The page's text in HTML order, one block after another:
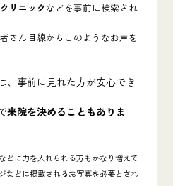
リニックなどを事前に検索され
さん目線からこのようなお声を
、事前に見れた方が安心でき
来院を決めることもありま
どに力を入れられる方もかなり増えて
などに掲載されるお写真を必要とされ